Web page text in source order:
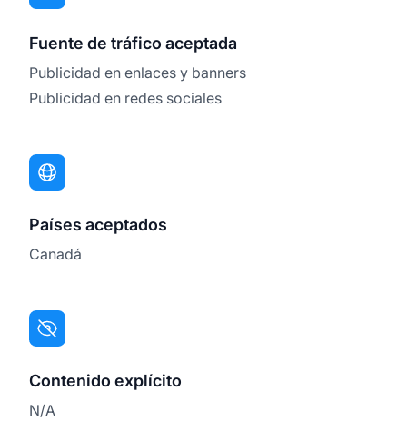
Fuente de tráfico aceptada
Publicidad en enlaces y banners
Publicidad en redes sociales
Países aceptados
Canadá
Contenido explícito
N/A